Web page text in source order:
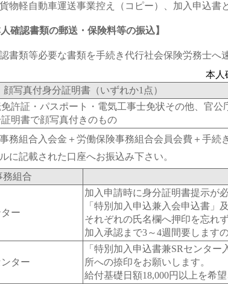
物軽自動車運送事業控え（コピー）、加入申込書
確認書類の郵送・保険料等の振込】
書類等必要な書類を手続き代行社会保険労務士へ
本人
顔写真付身分証明書（いずれか1点）
許証・パスポート・電気工事士免状その他、官公
明書で顔写真付きのもの
務組合入会金＋労働保険事務組合会員会費＋手続
に記載された口座へお振込み下さい。
務組合
ー
加入申請時に身分証明書提示が
「特別加入申込兼入会申込書」
それぞれの氏名欄へ押印を忘れ
加入承認まで3～4週間要します
ター
「特別加入申込書兼SRセンタ
所への捺印をお願いします。
給付基礎日額18,000円以上を希